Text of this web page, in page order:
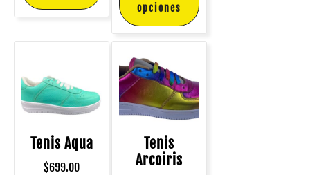
opciones
Tenis Aqua
$699.00
Tenis
Arcoiris